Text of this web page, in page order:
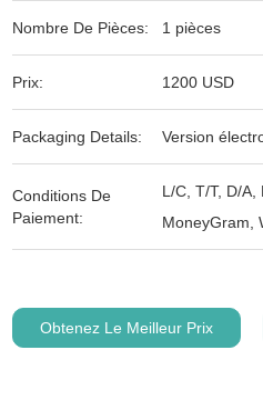
Nombre De Pièces: 1 pièces
Prix: 1200 USD
Packaging Details: Version
Conditions De
Paiement:
L/C, T/T, D/A,
MoneyGram,
Obtenez Le Meilleur Prix